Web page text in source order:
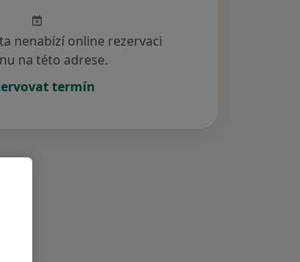
nenabízí online rezervaci
na této adrese.
termín